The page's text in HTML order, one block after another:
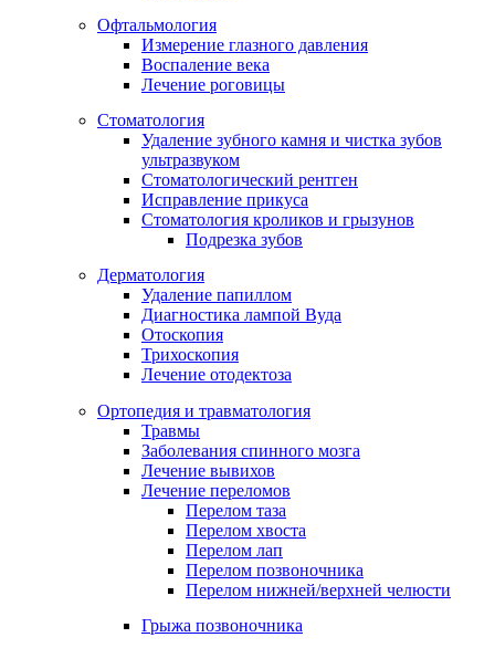
Офтальмология
Измерение глазного давления
Воспаление века
Лечение роговицы
Стоматология
Удаление зубного камня и чистка зубов
ультразвуком
Стоматологический рентген
Исправление прикуса
Стоматология кроликов и грызунов
Подрезка зубов
Дерматология
Удаление папиллом
Диагностика лампой Вуда
Отоскопия
Трихоскопия
Лечение отодектоза
Ортопедия и травматология
Травмы
Заболевания спинного мозга
Лечение вывихов
Лечение переломов
Перелом таза
Перелом хвоста
Перелом лап
Перелом позвоночника
Перелом нижней/верхней челюсти
Грыжа позвоночника